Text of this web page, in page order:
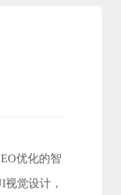
优化的智
觉设计，